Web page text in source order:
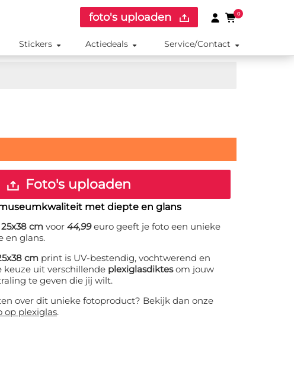
foto's uploaden 0
Stickers Actiedeals Service/Contact
Foto's uploaden
met diepte en glans
cm voor 44,99euro geeft je foto een unieke
en glans.
cm print is UV-bestendig, vochtwerend en
uit verschillende plexiglasdiktesom jouw
te geven die jij wilt.
over dit unieke fotoproduct? Bekijk dan onze
op plexiglas.